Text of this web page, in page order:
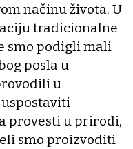
načinu života. U
tradicionalne
smo podigli mali
posla u
u
provesti u prirodi,
smo proizvoditi